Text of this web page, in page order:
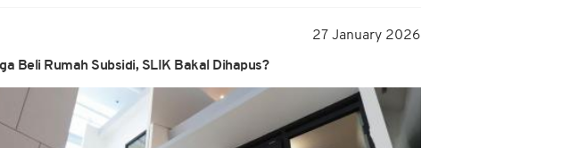
27 January 2026
Beli Rumah Subsidi, SLIK Bakal Dihapus?